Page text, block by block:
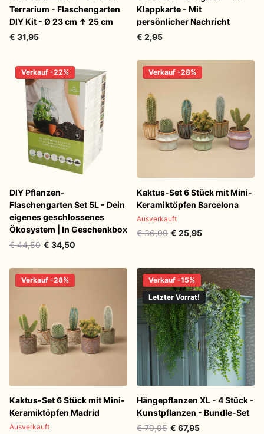
Terrarium - Flaschengarten
DIY Kit - Ø 23 cm ↑ 25 cm
€ 31,95
Klappkarte - Mit
persönlicher Nachricht
€ 2,95
Verkauf -22%
DIY Pflanzen-
Flaschengarten Set 5L - Dein
eigenes geschlossenes
Ökosystem | In Geschenkbox
€ 44,50 € 34,50
Verkauf -28%
Kaktus-Set 6 Stück mit Mini-
Keramiktöpfen Barcelona
Ausverkauft
€ 36,00 € 25,95
Verkauf -28%
Kaktus-Set 6 Stück mit Mini-
Keramiktöpfen Madrid
Ausverkauft
Verkauf -15%
Letzter Vorrat!
Hängepflanzen XL - 4 Stück -
Kunstpflanzen - Bundle-Set
€ 79,95 € 67,95